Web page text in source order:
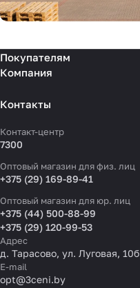
Покупателям
Компания
Контакты
Контакт-центр
7300
Оптовый магазин для физ. лиц
+375 (29) 169-89-41
Оптовый магазин для юр. лиц
+375 (44) 500-88-99
+375 (29) 120-99-53
Адрес
д. Тарасово, ул. Луговая, 10б
E-mail
opt@3ceni.by